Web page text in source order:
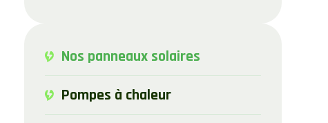
Nos panneaux solaires
Pompes à chaleur